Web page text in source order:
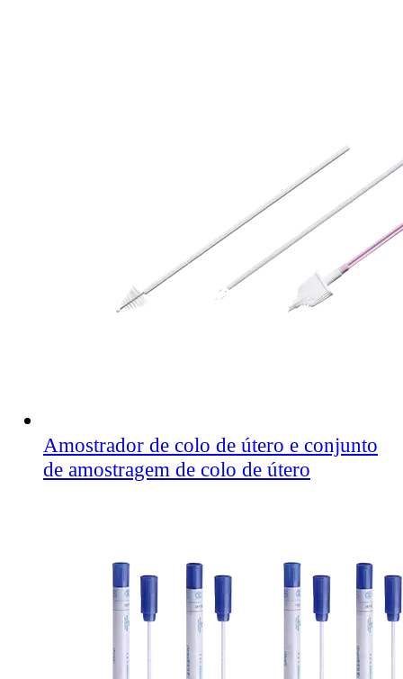
Amostrador de colo de útero e conjunto
de amostragem de colo de útero